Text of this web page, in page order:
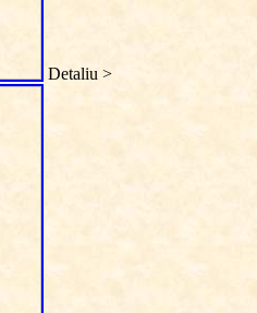
Detaliu >